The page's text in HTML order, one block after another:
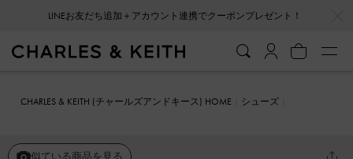
LINEお友だち追加＋アカウント連携でクーポンプレゼント！
CHARLES & KEITH (チャールズアンドキース) HOME
シューズ